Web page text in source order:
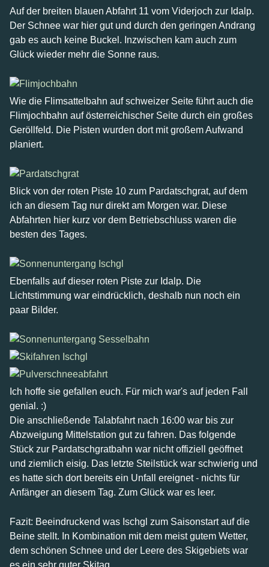
Auf der breiten blauen Abfahrt 11 vom Viderjoch zur Idalp.
Der Schnee war hier gut und durch den geringen Andrang
gab es auch keine Buckel. Inzwischen kam auch zum
Glück wieder mehr die Sonne raus.
Wie die Flimsattelbahn auf schweizer Seite führt auch die
Flimjochbahn auf österreichischer Seite durch ein großes
Geröllfeld. Die Pisten wurden dort mit großem Aufwand
planiert.
Blick von der roten Piste 10 zum Pardatschgrat, auf dem
ich an diesem Tag nur direkt am Morgen war. Diese
Abfahrten hier kurz vor dem Betriebschluss waren die
besten des Tages.
Ebenfalls auf dieser roten Piste zur Idalp. Die
Lichtstimmung war eindrücklich, deshalb nun noch ein
paar Bilder.
Ich hoffe sie gefallen euch. Für mich war's auf jeden Fall
genial. :)
Die anschließende Talabfahrt nach 16:00 war bis zur
Abzweigung Mittelstation gut zu fahren. Das folgende
Stück zur Pardatschgratbahn war nicht offiziell geöffnet
und ziemlich eisig. Das letzte Steilstück war schwierig und
es hatte sich dort bereits ein Unfall ereignet - nichts für
Anfänger an diesem Tag. Zum Glück war es leer.
Fazit: Beeindruckend was Ischgl zum Saisonstart auf die
Beine stellt. In Kombination mit dem meist gutem Wetter,
dem schönen Schnee und der Leere des Skigebiets war
es ein sehr guter Skitag.